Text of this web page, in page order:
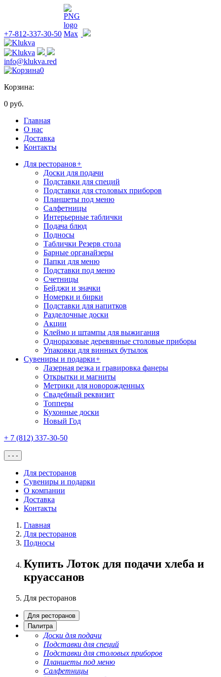
+7-812-337-30-50
info@klukva.red
0
Корзина:
0 руб.
Главная
О нас
Доставка
Контакты
Для ресторанов+
Доски для подачи
Подставки для специй
Подставки для столовых приборов
Планшеты под меню
Салфетницы
Интерьерные таблички
Подача блюд
Подносы
Таблички Резерв стола
Барные органайзеры
Папки для меню
Подставки под меню
Счетницы
Бейджи и значки
Номерки и бирки
Подставки для напитков
Разделочные доски
Акции
Клеймо и штампы для выжигания
Одноразовые деревянные столовые приборы
Упаковки для винных бутылок
Сувениры и подарки+
Лазерная резка и гравировка фанеры
Открытки и магниты
Метрики для новорожденных
Свадебный реквизит
Топперы
Кухонные доски
Новый Год
+ 7 (812) 337-30-50
- - -
Для ресторанов
Сувениры и подарки
О компании
Доставка
Контакты
Главная
Для ресторанов
Подносы
Купить Лоток для подачи хлеба и
круассанов
Для ресторанов
Для ресторанов
Палитра
Доски для подачи
Подставки для специй
Подставки для столовых приборов
Планшеты под меню
Салфетницы